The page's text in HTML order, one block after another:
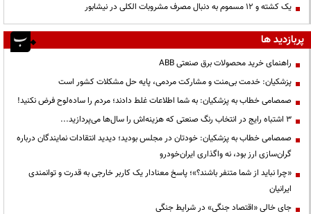
یک کشته و ۱۲ مسموم به دنبال مصرف مشروبات الکلی در نیشابور
پربازدید ها
راهنمای خرید محصولات برق صنعتی ABB
پزشکیان: خدمت بی‌منت و مشارکت مردمی، پایه حل مشکلات کشور است
صمصامی خطاب به پزشکیان: به شما اطلاعات غلط دادند؛ مردم را ساده‌لوح فرض نکنید!
3 اشتباه رایج در انتخاب رنگ صنعتی که هزینه‌اش را سال‌ها می‌پردازید...
صمصامی خطاب به پزشکیان: خودتان در مجلس بودید؛ دیدید انتقادات نمایندگان درباره
گران‌سازی ارز بود، نه واگذاری ایران‌خودرو
«چرا نباید از شما متنفر باشند؟»؛ پاسخ معنادار یک کاربر خارجی به قدرت و توانمندی
ایرانیان
جای خالی «اقتصاد جنگی» در شرایط جنگی